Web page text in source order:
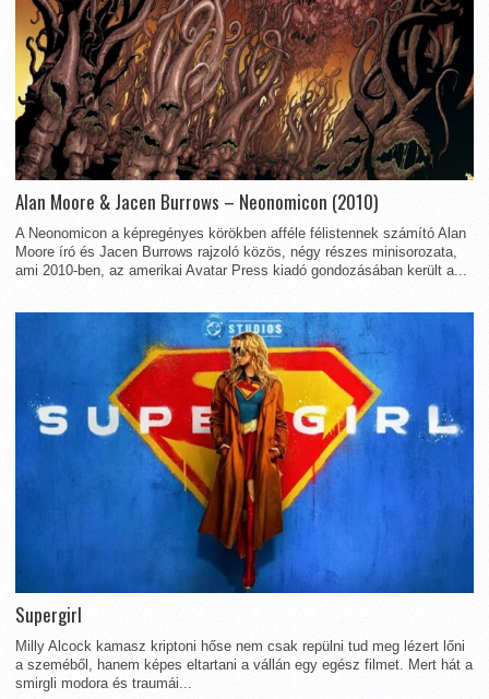
Alan Moore & Jacen Burrows – Neonomicon (2010)
A Neonomicon a képregényes körökben afféle félistennek számító Alan
Moore író és Jacen Burrows rajzoló közös, négy részes minisorozata,
ami 2010-ben, az amerikai Avatar Press kiadó gondozásában került a...
Supergirl
Milly Alcock kamasz kriptoni hőse nem csak repülni tud meg lézert lőni
a szeméből, hanem képes eltartani a vállán egy egész filmet. Mert hát a
smirgli modora és traumái...